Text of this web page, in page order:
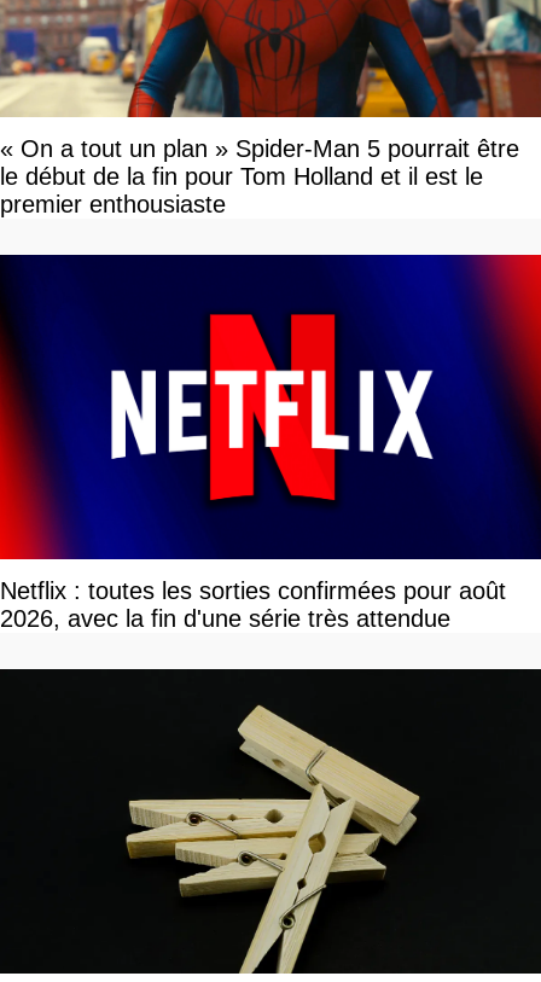
« On a tout un plan » Spider-Man 5 pourrait être
le début de la fin pour Tom Holland et il est le
premier enthousiaste
Netflix : toutes les sorties confirmées pour août
2026, avec la fin d'une série très attendue